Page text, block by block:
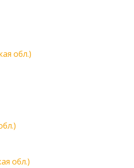
обл.)
обл.)